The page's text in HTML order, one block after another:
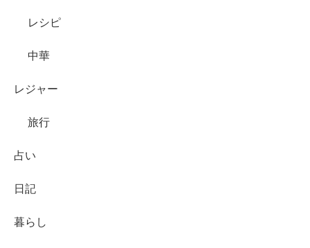
レシピ
中華
レジャー
旅行
占い
日記
暮らし